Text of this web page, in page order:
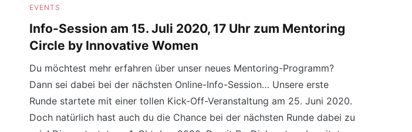
EVENTS
Info-Session am 15. Juli 2020, 17 Uhr zum Mentoring
Circle by Innovative Women
Du möchtest mehr erfahren über unser neues Mentoring-Programm?
Dann sei dabei bei der nächsten Online-Info-Session… Unsere erste
Runde startete mit einer tollen Kick-Off-Veranstaltung am 25. Juni 2020.
Doch natürlich hast auch du die Chance bei der nächsten Runde dabei zu